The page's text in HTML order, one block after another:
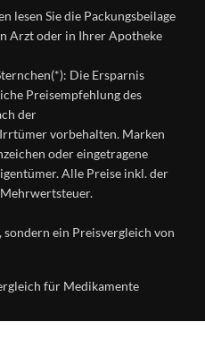
lesen Sie die Packungsbeilage
Arzt oder in Ihrer Apotheke
Die Ersparnis
Preisempfehlung des
der
vorbehalten. Marken
oder eingetragene
Alle Preise inkl. der
ein Preisvergleich von
für Medikamente